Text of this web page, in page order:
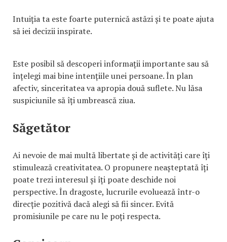
Intuiția ta este foarte puternică astăzi și te poate ajuta
să iei decizii inspirate.
Este posibil să descoperi informații importante sau să
înțelegi mai bine intențiile unei persoane. În plan
afectiv, sinceritatea va apropia două suflete. Nu lăsa
suspiciunile să îți umbrească ziua.
Săgetător
Ai nevoie de mai multă libertate și de activități care îți
stimulează creativitatea. O propunere neașteptată îți
poate trezi interesul și îți poate deschide noi
perspective. În dragoste, lucrurile evoluează într-o
direcție pozitivă dacă alegi să fii sincer. Evită
promisiunile pe care nu le poți respecta.